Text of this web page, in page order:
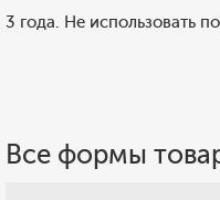
3 года. Не использовать
Все формы